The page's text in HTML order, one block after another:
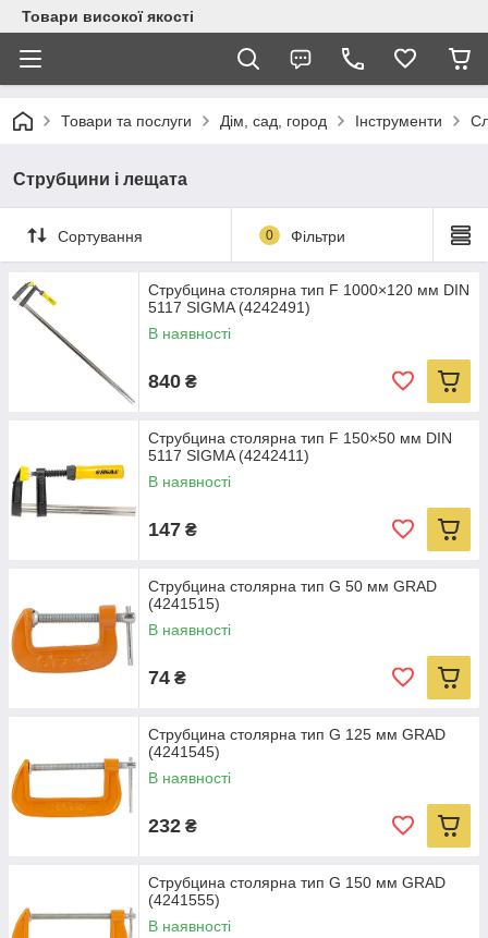
Товари високої якості
Товари та послуги Дім, сад, город Інструменти
Струбцини і лещата
Сортування 0 Фільтри
Струбцина столярна тип F 1000×120 мм DIN
5117 SIGMA (4242491)
В наявності
840 ₴
Струбцина столярна тип F 150×50 мм DIN
5117 SIGMA (4242411)
В наявності
147 ₴
Струбцина столярна тип G 50 мм GRAD
(4241515)
В наявності
74 ₴
Струбцина столярна тип G 125 мм GRAD
(4241545)
В наявності
232 ₴
Струбцина столярна тип G 150 мм GRAD
(4241555)
В наявності